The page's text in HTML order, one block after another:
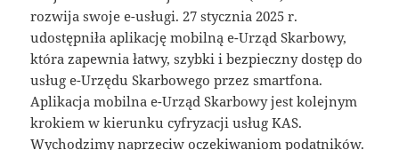
rozwija swoje e-usługi. 27 stycznia 2025 r.
udostępniła aplikację mobilną e-Urząd Skarbowy,
która zapewnia łatwy, szybki i bezpieczny dostęp do
usług e-Urzędu Skarbowego przez smartfona.
Aplikacja mobilna e-Urząd Skarbowy jest kolejnym
krokiem w kierunku cyfryzacji usług KAS.
Wychodzimy naprzeciw oczekiwaniom podatników.